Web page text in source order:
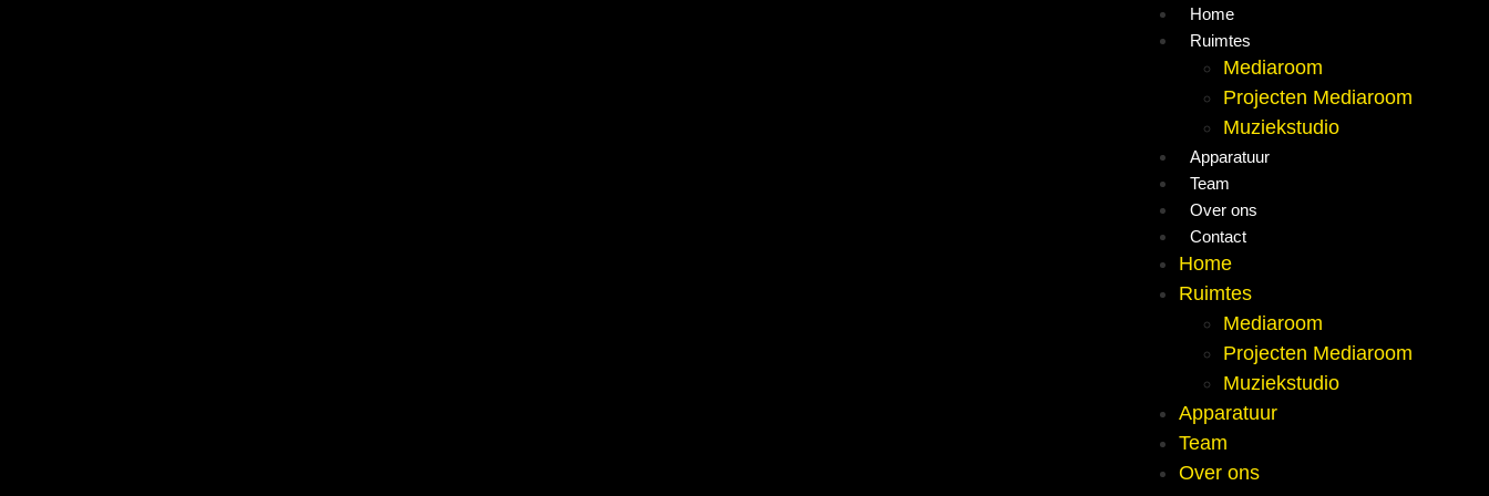
Home
Ruimtes
Mediaroom
Projecten Mediaroom
Muziekstudio
Apparatuur
Team
Over ons
Contact
Home
Ruimtes
Mediaroom
Projecten Mediaroom
Muziekstudio
Apparatuur
Team
Over ons